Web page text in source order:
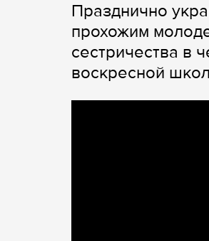
Празднично
прохожим
сестричества в
воскресной